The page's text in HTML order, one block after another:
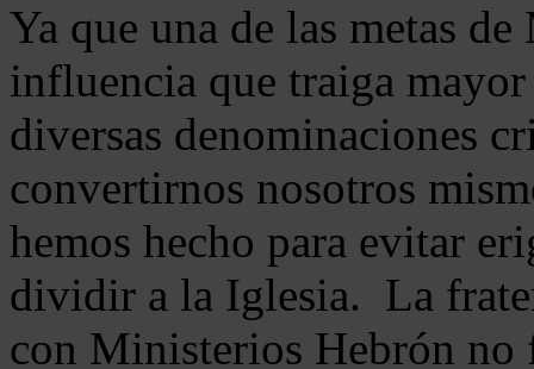
Ya que una de las metas
influencia que traiga
diversas denominaciones
convertirnos nosotros
hemos hecho para evitar
dividir a la Iglesia. La
con Ministerios Hebrón no